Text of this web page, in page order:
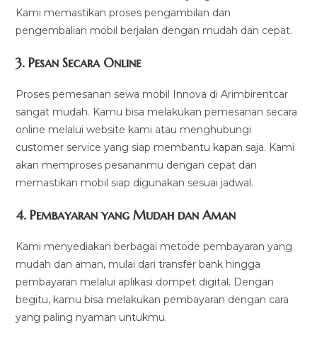
Kami memastikan proses pengambilan dan
pengembalian mobil berjalan dengan mudah dan cepat.
3.Pesan Secara Online
Proses pemesanan sewa mobil Innova di Arimbirentcar
sangat mudah. Kamu bisa melakukan pemesanan secara
online melalui website kami atau menghubungi
customer service yang siap membantu kapan saja. Kami
akan memproses pesananmu dengan cepat dan
memastikan mobil siap digunakan sesuai jadwal.
4.Pembayaran yang Mudah dan Aman
Kami menyediakan berbagai metode pembayaran yang
mudah dan aman, mulai dari transfer bank hingga
pembayaran melalui aplikasi dompet digital. Dengan
begitu, kamu bisa melakukan pembayaran dengan cara
yang paling nyaman untukmu.